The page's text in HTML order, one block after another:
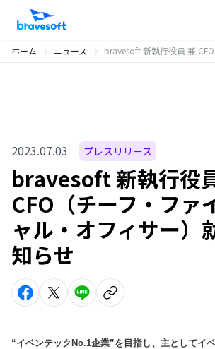
ホーム ニュース bravesoft 新執行役員 兼 CFO（チーフ・ファイナン
2023.07.03 プレスリリース
bravesoft 新執行役
CFO（チーフ・ファ
ャル・オフィサー）
知らせ
“イベンテックNo.1企業”を目指し、主としてイ